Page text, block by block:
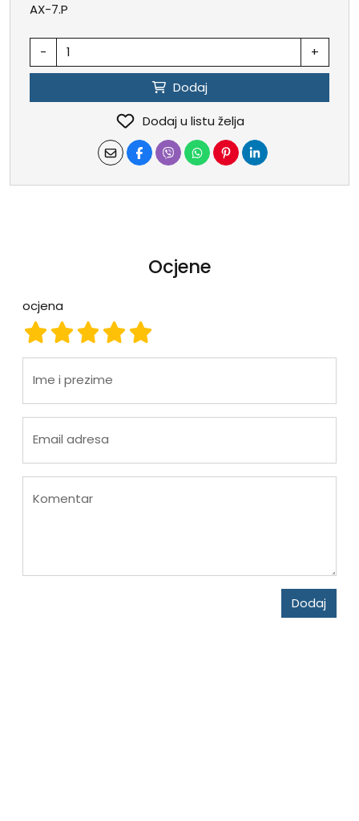
AX-7.P
- +
Dodaj
Dodaj u listu želja
Ocjene
ocjena
ocjena 5
ocjena 4
ocjena 3
ocjena 2
ocjena 1
Ime i prezime
Email adresa
Komentar
Dodaj